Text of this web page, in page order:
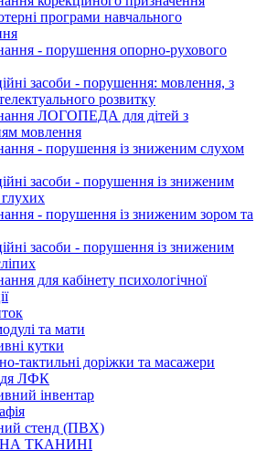
програми навчального
- порушення опорно-рухового
засоби - порушення: мовлення, з
розвитку
ЛОГОПЕДА для дітей з
мовлення
- порушення із зниженим слухом
засоби - порушення із зниженим
- порушення із зниженим зором та
засоби - порушення із зниженим
для кабінету психологічної
та мати
кутки
тактильні доріжки та масажери
ЛФК
інвентар
стенд (ПВХ)
ТКАНИНІ